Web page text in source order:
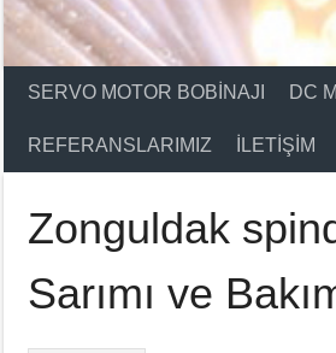
SERVO MOTOR BOBINAJI DC
REFERANSLARIMIZ İLETIŞIM
Zonguldak
Sarımı ve